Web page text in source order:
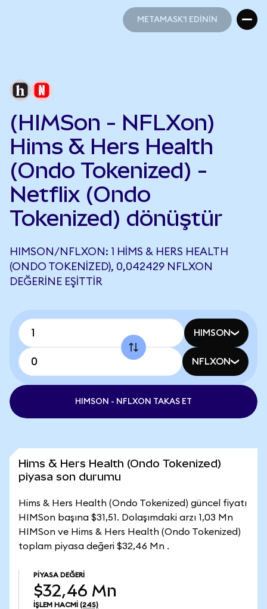
METAMASK'I EDİNİN
(HIMSon - NFLXon)
Hims & Hers Health
(Ondo Tokenized) -
Netflix (Ondo
Tokenized) dönüştür
HIMSON/NFLXON: 1 HIMS & HERS HEALTH
(ONDO TOKENIZED), 0,042429 NFLXON
DEĞERINE EŞITTIR
HIMSON
NFLXON
HIMSON - NFLXON TAKAS ET
Hims & Hers Health (Ondo Tokenized)
piyasa son durumu
Hims & Hers Health (Ondo Tokenized) güncel fiyatı
HIMSon başına $31,51. Dolaşımdaki arzı 1,03 Mn
HIMSon ve Hims & Hers Health (Ondo Tokenized)
toplam piyasa değeri $32,46 Mn .
PIYASA DEĞERI
$32,46 Mn
İŞLEM HACMI (24S)